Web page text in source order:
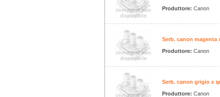
Produttore: Canon
Serb. canon magenta
Produttore: Canon
Serb. canon grigio x
Produttore: Canon